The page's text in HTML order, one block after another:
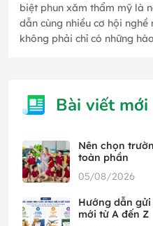
biệt phun xăm thẩm mỹ là
dẫn cùng nhiều cơ hội nghề
không phải chỉ có những
Bài viết mới
Nên chọn
toàn phần
05/08/2026
Hướng dẫn
mới từ A đến Z